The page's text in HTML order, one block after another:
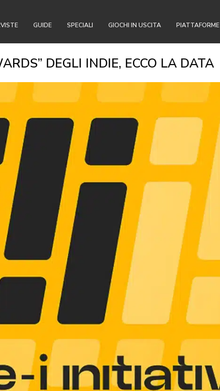
GUIDE SPECIALI GIOCHI IN USCITA PIATTAFORME
DEGLI INDIE, ECCO LA DATA